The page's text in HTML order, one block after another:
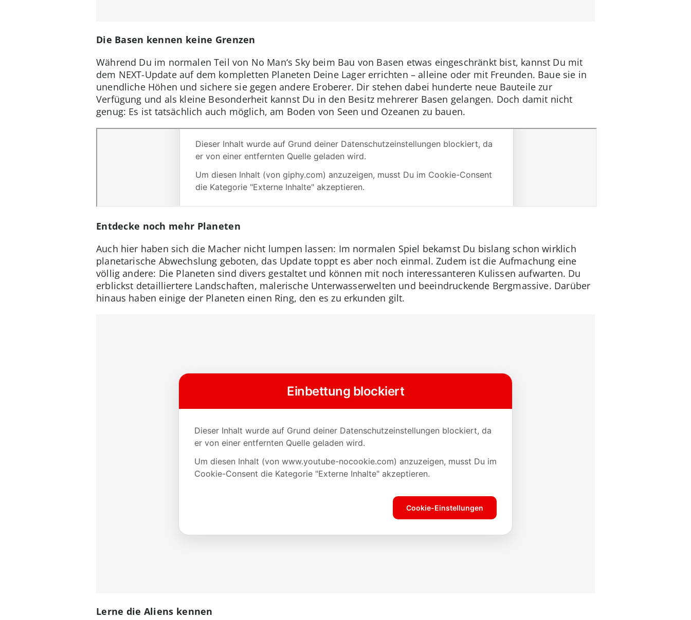
Die Basen kennen keine Grenzen
Während Du im normalen Teil von No Man‘s Sky beim Bau von Basen etwas eingeschränkt bist, kannst Du mit
dem NEXT-Update auf dem kompletten Planeten Deine Lager errichten – alleine oder mit Freunden. Baue sie in
unendliche Höhen und sichere sie gegen andere Eroberer. Dir stehen dabei hunderte neue Bauteile zur
Verfügung und als kleine Besonderheit kannst Du in den Besitz mehrerer Basen gelangen. Doch damit nicht
genug: Es ist tatsächlich auch möglich, am Boden von Seen und Ozeanen zu bauen.
Entdecke noch mehr Planeten
Auch hier haben sich die Macher nicht lumpen lassen: Im normalen Spiel bekamst Du bislang schon wirklich
planetarische Abwechslung geboten, das Update toppt es aber noch einmal. Zudem ist die Aufmachung eine
völlig andere: Die Planeten sind divers gestaltet und können mit noch interessanteren Kulissen aufwarten. Du
erblickst detailliertere Landschaften, malerische Unterwasserwelten und beeindruckende Bergmassive. Darüber
hinaus haben einige der Planeten einen Ring, den es zu erkunden gilt.
Lerne die Aliens kennen